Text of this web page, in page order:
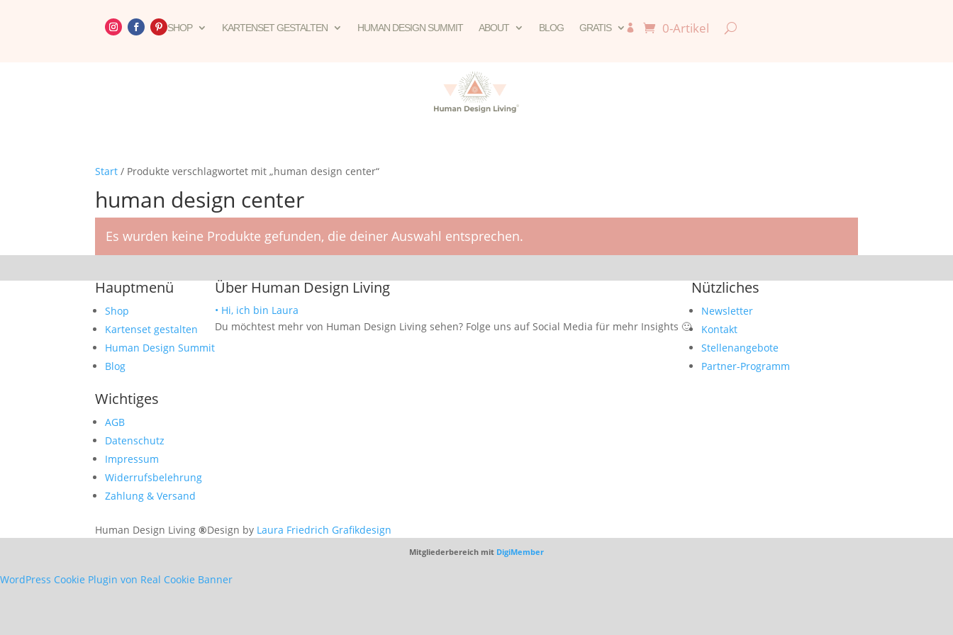
SHOP KARTENSET GESTALTEN HUMAN DESIGN SUMMIT ABOUT BLOG GRATIS  0-Artikel
Start / Produkte verschlagwortet mit „human design center“
human design center
Es wurden keine Produkte gefunden, die deiner Auswahl entsprechen.
Hauptmenü
Shop
Kartenset gestalten
Human Design Summit
Blog
Über Human Design Living
• Hi, ich bin Laura
Du möchtest mehr von Human Design Living sehen? Folge uns auf Social Media für mehr Insights 🙂
Nützliches
Newsletter
Kontakt
Stellenangebote
Partner-Programm
Wichtiges
AGB
Datenschutz
Impressum
Widerrufsbelehrung
Zahlung & Versand
Human Design Living®Design by Laura Friedrich Grafikdesign
Mitgliederbereich mit DigiMember
WordPress Cookie Plugin von Real Cookie Banner